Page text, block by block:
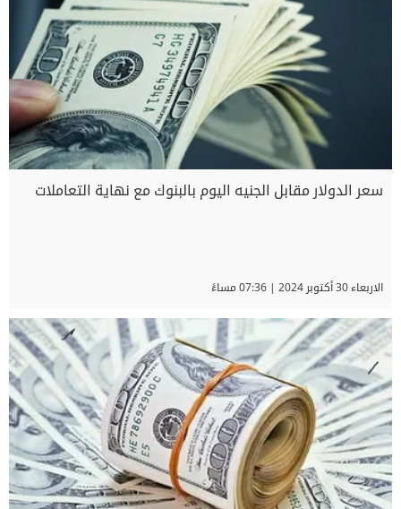
سعر الدولار مقابل الجنيه اليوم بالبنوك مع نهاية التعاملات
الاربعاء 30 أكتوبر 2024 | 07:36 مساءً